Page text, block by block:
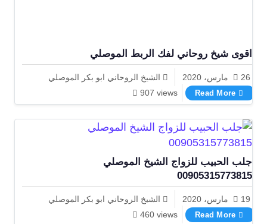
اقوى شيخ روحاني لفك الربط الموصلي
26 مارس، 2020
الشيخ الروحاني ابو بكر الموصلي
907 views
Read More
اقوى شيخ روحاني لفك الربط الموصلي
جلب الحبيب للزواج الشيخ الموصلي
00905315773815
19 مارس، 2020
الشيخ الروحاني ابو بكر الموصلي
460 views
Read More
جلب الحبيب للزواج الشيخ الموصلي 00905315773815